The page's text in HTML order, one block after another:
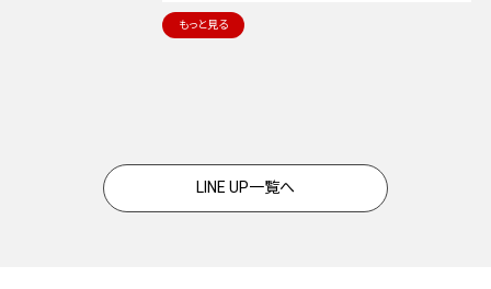
もっと見る
LINE UP一覧へ